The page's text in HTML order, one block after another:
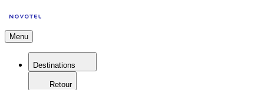
Menu
Destinations
Retour